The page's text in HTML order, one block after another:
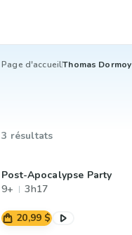
Page d'accueilThomas Dormoy
3 résultats
Post-Apocalypse Party
9+
3h17
20,99 $